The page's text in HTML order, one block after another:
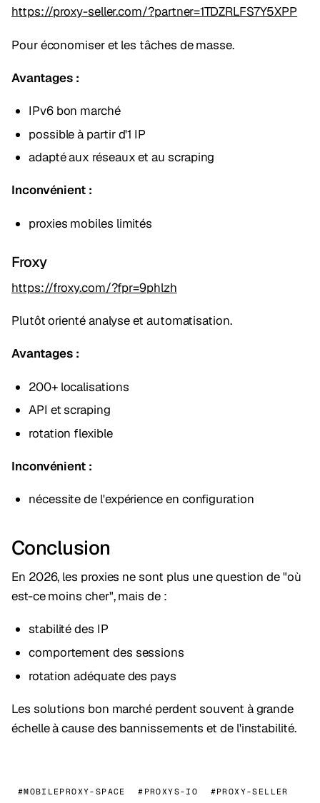
https://proxy-seller.com/?partner=1TDZRLFS7Y5XPP
Pour économiser et les tâches de masse.
Avantages :
IPv6 bon marché
possible à partir d'1 IP
adapté aux réseaux et au scraping
Inconvénient :
proxies mobiles limités
Froxy
https://froxy.com/?fpr=9phlzh
Plutôt orienté analyse et automatisation.
Avantages :
200+ localisations
API et scraping
rotation flexible
Inconvénient :
nécessite de l'expérience en configuration
Conclusion
En 2026, les proxies ne sont plus une question de "où
est-ce moins cher", mais de :
stabilité des IP
comportement des sessions
rotation adéquate des pays
Les solutions bon marché perdent souvent à grande
échelle à cause des bannissements et de l'instabilité.
#MOBILEPROXY-SPACE #PROXYS-IO #PROXY-SELLER